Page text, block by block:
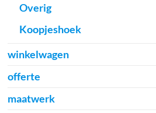
Overig
Koopjeshoek
winkelwagen
offerte
maatwerk